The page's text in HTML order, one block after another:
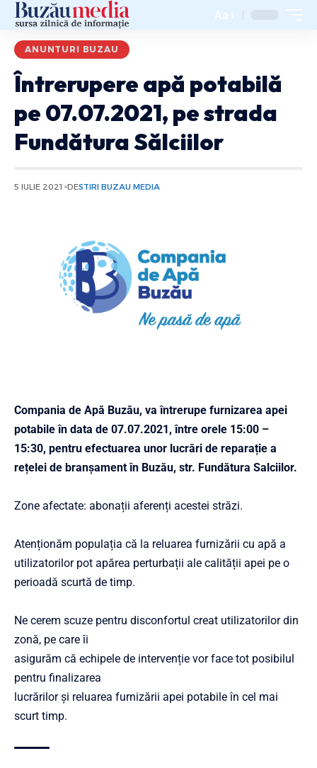
Aa
ANUNTURI BUZAU
Întrerupere apă potabilă
pe 07.07.2021, pe strada
Fundătura Sălciilor
5 IULIE 2021 DESTIRI BUZAU MEDIA
Compania de Apă Buzău, va întrerupe furnizarea apei
potabile în data de 07.07.2021, între orele 15:00 –
15:30, pentru efectuarea unor lucrări de reparație a
rețelei de branșament în Buzău, str. Fundătura Salciilor.
Zone afectate: abonații aferenți acestei străzi.
Atenționăm populația că la reluarea furnizării cu apă a
utilizatorilor pot apărea perturbații ale calității apei pe o
perioadă scurtă de timp.
Ne cerem scuze pentru disconfortul creat utilizatorilor din
zonă, pe care îi
asigurăm că echipele de intervenție vor face tot posibilul
pentru finalizarea
lucrărilor și reluarea furnizării apei potabile în cel mai
scurt timp.